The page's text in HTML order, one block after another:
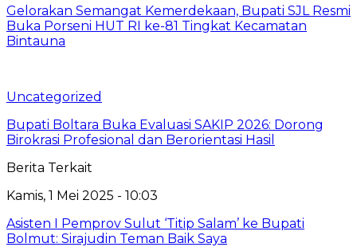
Gelorakan Semangat Kemerdekaan, Bupati SJL Resmi
Buka Porseni HUT RI ke-81 Tingkat Kecamatan
Bintauna
Uncategorized
Bupati Boltara Buka Evaluasi SAKIP 2026: Dorong
Birokrasi Profesional dan Berorientasi Hasil
Berita Terkait
Kamis, 1 Mei 2025 - 10:03
Asisten I Pemprov Sulut ‘Titip Salam’ ke Bupati
Bolmut: Sirajudin Teman Baik Saya